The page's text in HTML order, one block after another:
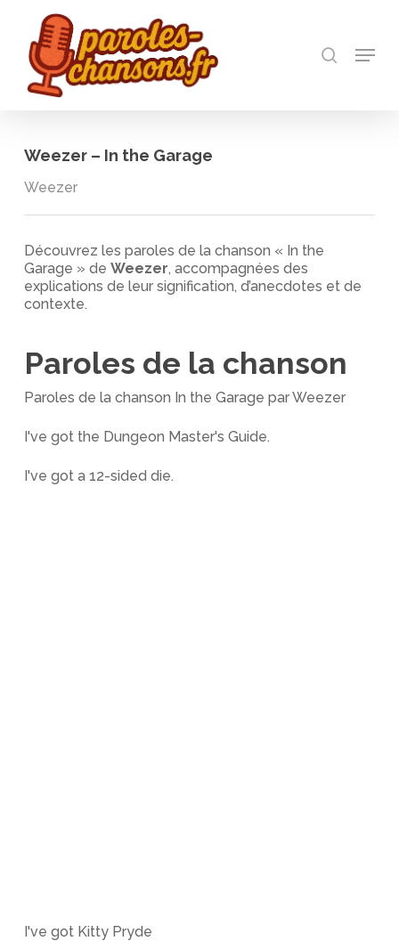
main
content
Menu
Weezer – In the Garage
Weezer
Découvrez les paroles de la chanson « In the
Garage » de Weezer, accompagnées des
explications de leur signification, d’anecdotes et de
contexte.
Paroles de la chanson
Paroles de la chanson In the Garage par Weezer
I've got the Dungeon Master's Guide.
I've got a 12-sided die.
I've got Kitty Pryde
Close